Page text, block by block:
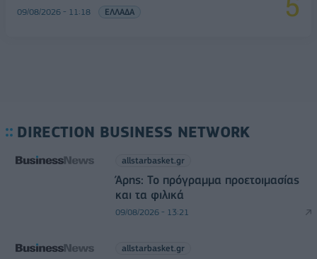
09/08/2026 - 11:18 ΕΛΛΑΔΑ
DIRECTION BUSINESS NETWORK
allstarbasket.gr
Άρης: Το πρόγραμμα προετοιμασίας
και τα φιλικά
09/08/2026 - 13:21
allstarbasket.gr